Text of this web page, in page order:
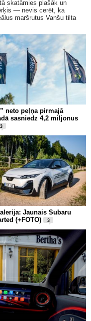
skatāmies plašāk un
— nevis cerēt, ka
maršrutus Vanšu tilta
neto peļņa pirmajā
sasniedz 4,2 miljonus
3
Jaunais Subaru
(+FOTO)
3